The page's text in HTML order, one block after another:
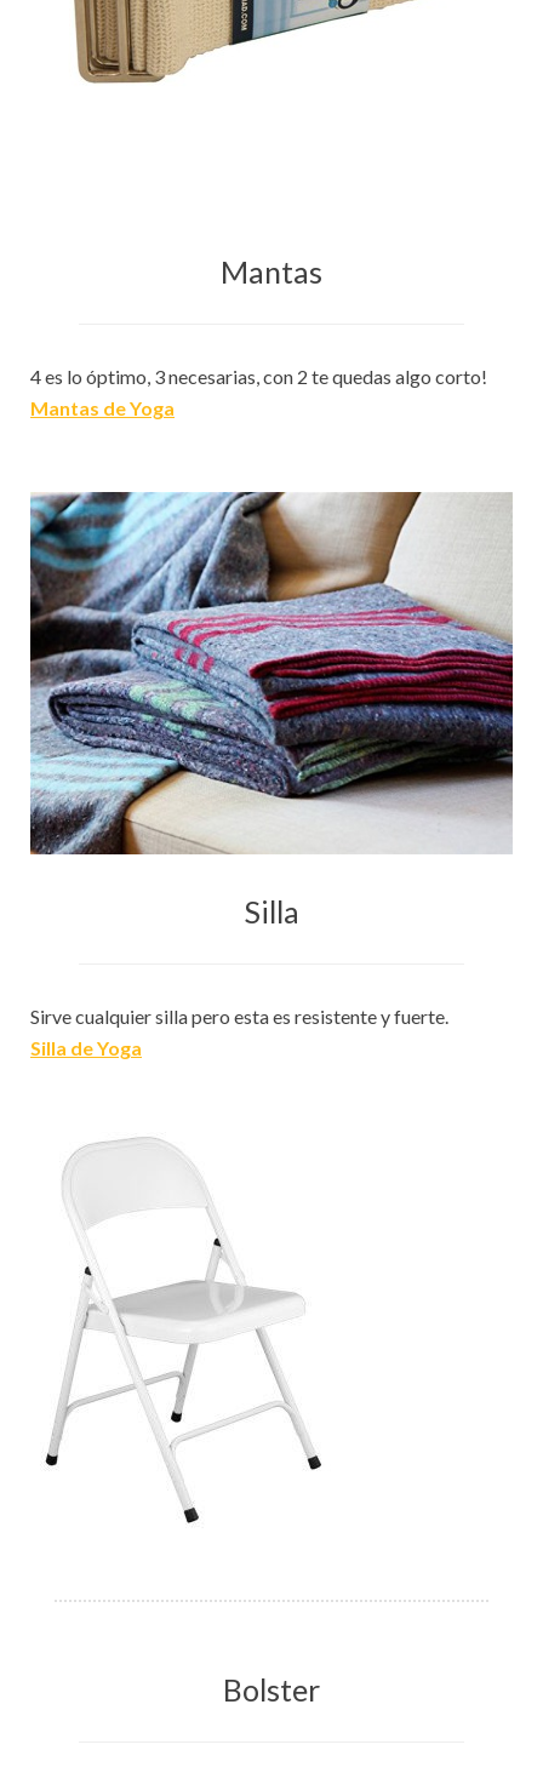
Mantas
4 es lo óptimo, 3 necesarias, con 2 te quedas algo corto!
Mantas de Yoga
Silla
Sirve cualquier silla pero esta es resistente y fuerte.
Silla de Yoga
Bolster